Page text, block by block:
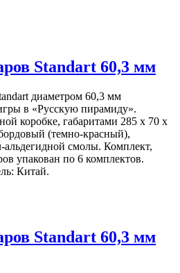
Standart 60,3 мм
диаметром 60,3 мм
в «Русскую пирамиду».
коробке, габаритами 285 x 70 x
(темно-красный),
альдегидной смолы. Комплект,
упакован по 6 комплектов.
Китай.
Standart 60,3 мм